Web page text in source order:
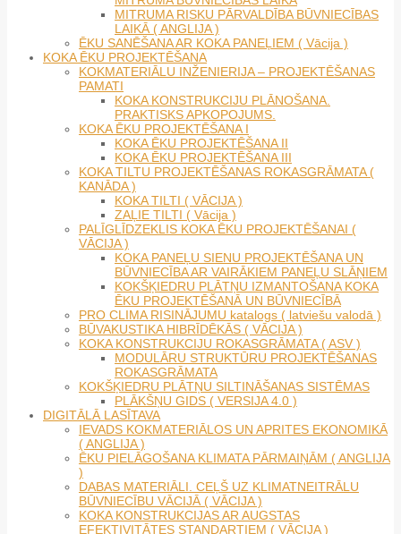
MITRUMA RISKU PĀRVALDĪBA BŪVNIECĪBAS
LAIKĀ ( ANGLIJA )
ĒKU SANĒŠANA AR KOKA PANEĻIEM ( Vācija )
KOKA ĒKU PROJEKTĒŠANA
KOKMATERIĀLU INŽENIERIJA – PROJEKTĒŠANAS
PAMATI
KOKA KONSTRUKCIJU PLĀNOŠANA.
PRAKTISKS APKOPOJUMS.
KOKA ĒKU PROJEKTĒŠANA I
KOKA ĒKU PROJEKTĒŠANA II
KOKA ĒKU PROJEKTĒŠANA III
KOKA TILTU PROJEKTĒŠANAS ROKASGRĀMATA (
KANĀDA )
KOKA TILTI ( VĀCIJA )
ZAĻIE TILTI ( Vācija )
PALĪGLĪDZEKLIS KOKA ĒKU PROJEKTĒŠANAI (
VĀCIJA )
KOKA PANEĻU SIENU PROJEKTĒŠANA UN
BŪVNIECĪBA AR VAIRĀKIEM PANEĻU SLĀŅIEM
KOKŠĶIEDRU PLĀTŅU IZMANTOŠANA KOKA
ĒKU PROJEKTĒŠANĀ UN BŪVNIECĪBĀ
PRO CLIMA RISINĀJUMU katalogs ( latviešu valodā )
BŪVAKUSTIKA HIBRĪDĒKĀS ( VĀCIJA )
KOKA KONSTRUKCIJU ROKASGRĀMATA ( ASV )
MODULĀRU STRUKTŪRU PROJEKTĒŠANAS
ROKASGRĀMATA
KOKŠĶIEDRU PLĀTŅU SILTINĀŠANAS SISTĒMAS
PLĀKŠŅU GIDS ( VERSIJA 4.0 )
DIGITĀLĀ LASĪTAVA
IEVADS KOKMATERIĀLOS UN APRITES EKONOMIKĀ
( ANGLIJA )
ĒKU PIELĀGOŠANA KLIMATA PĀRMAIŅĀM ( ANGLIJA
)
DABAS MATERIĀLI. CEĻŠ UZ KLIMATNEITRĀLU
BŪVNIECĪBU VĀCIJĀ ( VĀCIJA )
KOKA KONSTRUKCIJAS AR AUGSTAS
EFEKTIVITĀTES STANDARTIEM ( VĀCIJA )